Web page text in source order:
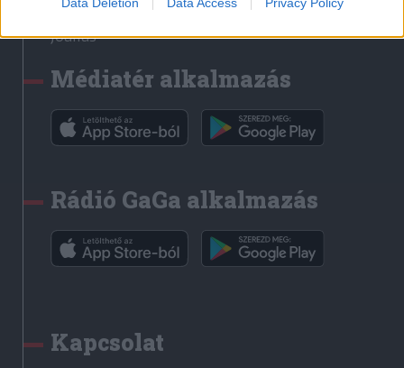
Rádió GaGa
Jóállás
Médiatér alkalmazás
Rádió GaGa alkalmazás
Kapcsolat